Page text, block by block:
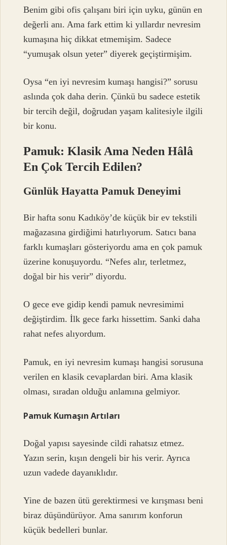
Benim gibi ofis çalışanı biri için uyku, günün en
değerli anı. Ama fark ettim ki yıllardır nevresim
kumaşına hiç dikkat etmemişim. Sadece
“yumuşak olsun yeter” diyerek geçiştirmişim.
Oysa “en iyi nevresim kumaşı hangisi?” sorusu
aslında çok daha derin. Çünkü bu sadece estetik
bir tercih değil, doğrudan yaşam kalitesiyle ilgili
bir konu.
Pamuk: Klasik Ama Neden Hâlâ
En Çok Tercih Edilen?
Günlük Hayatta Pamuk Deneyimi
Bir hafta sonu Kadıköy’de küçük bir ev tekstili
mağazasına girdiğimi hatırlıyorum. Satıcı bana
farklı kumaşları gösteriyordu ama en çok pamuk
üzerine konuşuyordu. “Nefes alır, terletmez,
doğal bir his verir” diyordu.
O gece eve gidip kendi pamuk nevresimimi
değiştirdim. İlk gece farkı hissettim. Sanki daha
rahat nefes alıyordum.
Pamuk, en iyi nevresim kumaşı hangisi sorusuna
verilen en klasik cevaplardan biri. Ama klasik
olması, sıradan olduğu anlamına gelmiyor.
Pamuk Kumaşın Artıları
Doğal yapısı sayesinde cildi rahatsız etmez.
Yazın serin, kışın dengeli bir his verir. Ayrıca
uzun vadede dayanıklıdır.
Yine de bazen ütü gerektirmesi ve kırışması beni
biraz düşündürüyor. Ama sanırım konforun
küçük bedelleri bunlar.